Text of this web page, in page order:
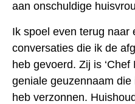
aan onschuldige
Ik spoel even terug naar
conversaties die ik de
heb gevoerd. Zij is ‘Chef
geniale geuzennaam
heb verzonnen.